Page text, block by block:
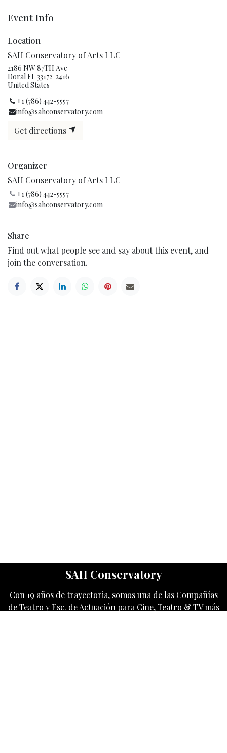
Event Info
Location
SAH Conservatory of Arts LLC
2186 NW 87TH Ave
Doral FL 33172-2416
United States
+1 (786) 442-5557
info@sahconservatory.com
Get directions
Organizer
SAH Conservatory of Arts LLC
+1 (786) 442-5557
info@sahconservatory.com
Share
Find out what people see and say about this event, and
join the conversation.
SAH Conservatory
Con 19 años de trayectoria, somos una de las Compañías
de Teatro y Esc. de Actuación para Cine, Teatro & TV más